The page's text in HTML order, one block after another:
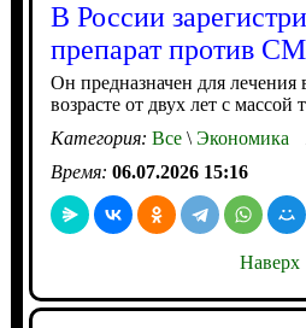
В России
препарат против
Он предназначен для лечения
возрасте от двух лет с массой
Категория: Все\Экономика
Время: 06.07.2026 15:16
Наверх